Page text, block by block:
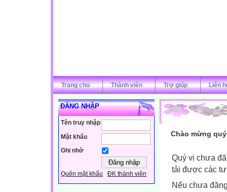
Trang chủ Thành viên Trợ giúp Liên
ĐĂNG NHẬP
Tên truy nhập
Mật khẩu
Ghi nhớ
Quên mật khẩu ĐK thành viên
Chào mừng
Quý vị chưa
tải được các
Nếu chưa